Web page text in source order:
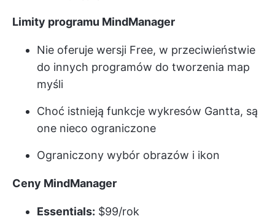
Limity programu MindManager
Nie oferuje wersji Free, w przeciwieństwie
do innych programów do tworzenia map
myśli
Choć istnieją funkcje wykresów Gantta, są
one nieco ograniczone
Ograniczony wybór obrazów i ikon
Ceny MindManager
Essentials: $99/rok